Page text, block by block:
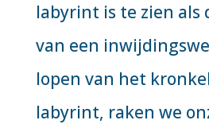
labyrint is te zien als
van een
lopen van het
labyrint, raken we